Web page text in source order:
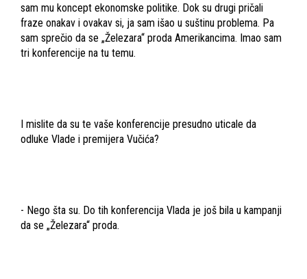
sam mu koncept ekonomske politike. Dok su drugi pričali
fraze onakav i ovakav si, ja sam išao u suštinu problema. Pa
sam sprečio da se „Železara“ proda Amerikancima. Imao sam
tri konferencije na tu temu.
I mislite da su te vaše konferencije presudno uticale da
odluke Vlade i premijera Vučića?
- Nego šta su. Do tih konferencija Vlada je još bila u kampanji
da se „Železara“ proda.